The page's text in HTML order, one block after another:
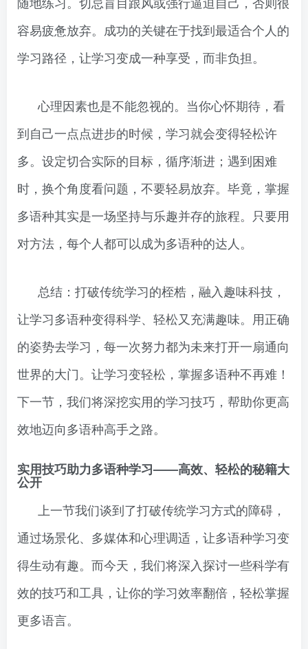
容易疲惫放弃。成功的关键在于找到最适合个人的
学习路径，让学习变成一种享受，而非负担。
心理因素也是不能忽视的。当你心怀期待，看
到自己一点点进步的时候，学习就会变得轻松许
多。设定切合实际的目标，循序渐进；遇到困难
时，换个角度看问题，不要轻易放弃。毕竟，掌握
多语种其实是一场坚持与乐趣并存的旅程。只要用
对方法，每个人都可以成为多语种的达人。
总结：打破传统学习的桎梏，融入趣味科技，
让学习多语种变得科学、轻松又充满趣味。用正确
的姿势去学习，每一次努力都为未来打开一扇通向
世界的大门。让学习变轻松，掌握多语种不再难！
下一节，我们将深挖实用的学习技巧，帮助你更高
效地迈向多语种高手之路。
实用技巧助力多语种学习——高效、轻松的秘籍大
公开
上一节我们谈到了打破传统学习方式的障碍，
通过场景化、多媒体和心理调适，让多语种学习变
得生动有趣。而今天，我们将深入探讨一些科学有
效的技巧和工具，让你的学习效率翻倍，轻松掌握
更多语言。